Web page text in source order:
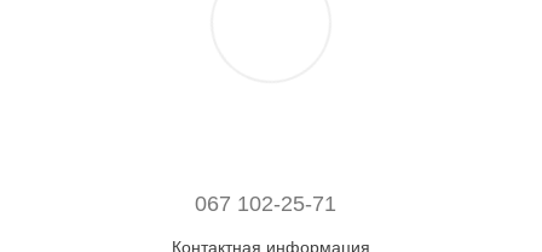
067 102-25-71
Контактная информация